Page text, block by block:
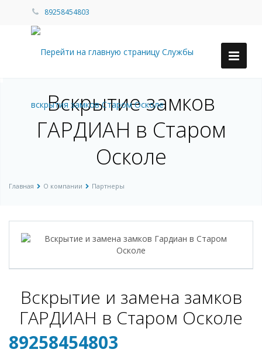
89258454803
Вскрытие замков
ГАРДИАН в Старом
Осколе
Главная О компании Партнеры
Вскрытие и замена замков
ГАРДИАН в Старом Осколе
89258454803